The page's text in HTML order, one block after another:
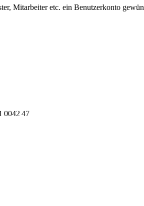
Mitarbeiter etc. ein Benutzerkonto
0042 47